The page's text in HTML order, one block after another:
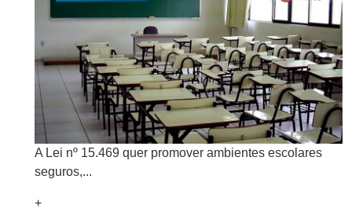
A Lei nº 15.469 quer promover ambientes escolares
seguros,...
+